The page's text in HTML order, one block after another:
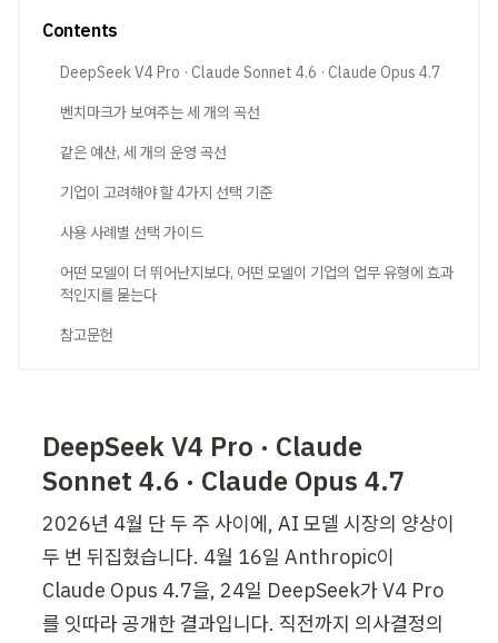
Contents
DeepSeek V4 Pro · Claude Sonnet 4.6 · Claude Opus 4.7
벤치마크가 보여주는 세 개의 곡선
같은 예산, 세 개의 운영 곡선
기업이 고려해야 할 4가지 선택 기준
사용 사례별 선택 가이드
어떤 모델이 더 뛰어난지보다, 어떤 모델이 기업의 업무 유형에 효과
적인지를 묻는다
참고문헌
DeepSeek V4 Pro · Claude
Sonnet 4.6 · Claude Opus 4.7
2026년 4월 단 두 주 사이에, AI 모델 시장의 양상이
두 번 뒤집혔습니다. 4월 16일 Anthropic이
Claude Opus 4.7을, 24일 DeepSeek가 V4 Pro
를 잇따라 공개한 결과입니다. 직전까지 의사결정의